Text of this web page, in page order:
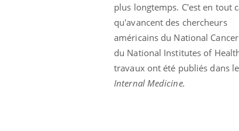
plus longtemps. C'est en tout
qu'avancent des chercheurs
américains du National
du National Institutes of
travaux ont été publiés dans le
Internal Medicine.